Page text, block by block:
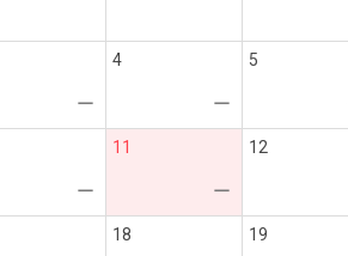
ー
4
ー
5
ー
11
ー
12
18 19